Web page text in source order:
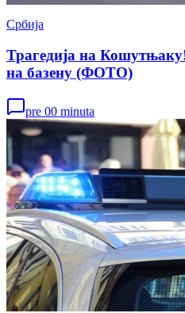
Србија
Трагедија на
на базену (ФОТО)
pre 00 minuta